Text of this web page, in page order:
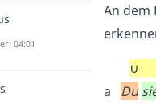
An
∪
a
Du
04:01